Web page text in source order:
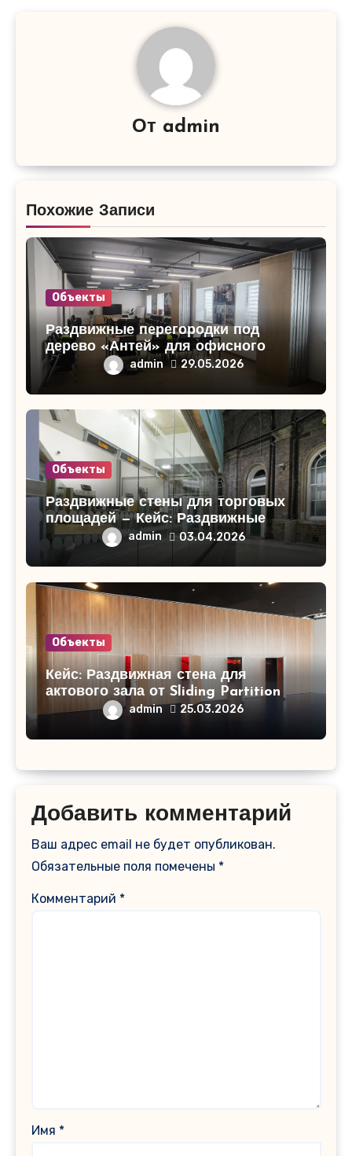
От admin
Похожие Записи
Объекты
Раздвижные перегородки под
дерево «Антей» для офисного
помещения в Кирово-Чепецке
admin 29.05.2026
Объекты
Раздвижные стены для торговых
площадей — Кейс: Раздвижные
стены для торгового центра
«СитиМолл»!
admin 03.04.2026
Объекты
Кейс: Раздвижная стена для
актового зала от Sliding Partition
admin 25.03.2026
Добавить комментарий
Ваш адрес email не будет опубликован.
Обязательные поля помечены *
Комментарий *
Имя *